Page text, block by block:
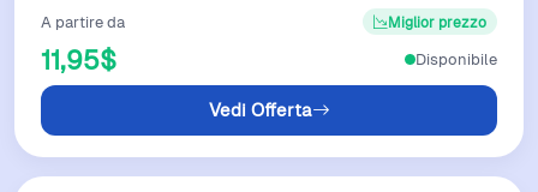
A partire da
11,95$
Miglior prezzo
Vedi Offerta
Disponibile